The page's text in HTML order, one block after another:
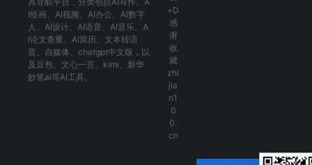
I绘画 、 AI视频 、 AI办公 、 AI数字
人 、 AI设计、 AI语音、 AI音乐、 A
I论文查重 、 AI简历 、 文本转语
音、 自媒体 、 chatgpt中文版 ，以
及 豆包、 文心一言 、 kimi 、 新华
妙笔ai等AI工具。
+D
感
谢
收
藏
zhi
jia
n1
0
0.
cn